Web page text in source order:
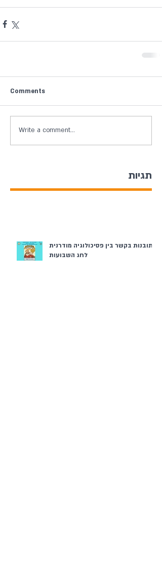
Comments
Write a comment...
תגיות
תובנות בקשר בין פסיכולוגיה מודרנית
לחג השבועות